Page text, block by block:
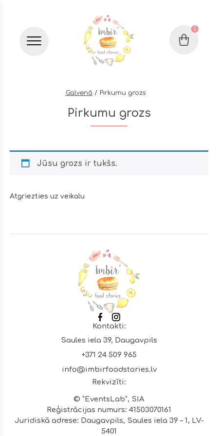
Бургер меню Grozs
0
Galvenā Pirkumu grozs
Pirkumu grozs
Jūsu grozs ir tukšs.
Atgriezties uz veikalu
Footer
Kontakti:
Saules iela 39, Daugavpils
+371 24 509 965
info@imbirfoodstories.lv
Rekvizīti:
© “EventsLab”, SIA
Reģistrācijas numurs: 41503070161
Juridiskā adrese: Daugavpils, Saules iela 39 – 1, LV-
5401